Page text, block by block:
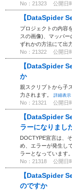
No：21323 公開日
【DataSpider
プロジェクトの内容
スの画像)、マッパ
ずれかの方法にて出
No：21322 公開日
【DataSpider
か
親スクリプトから子
力されます。
詳細表示
No：21321 公開日
【DataSpider
ラーになりまし
DOCTYPE宣言は、
め、エラーが発生し
ラーとなっています
No：21318 公開日
【DataSpider
のですか